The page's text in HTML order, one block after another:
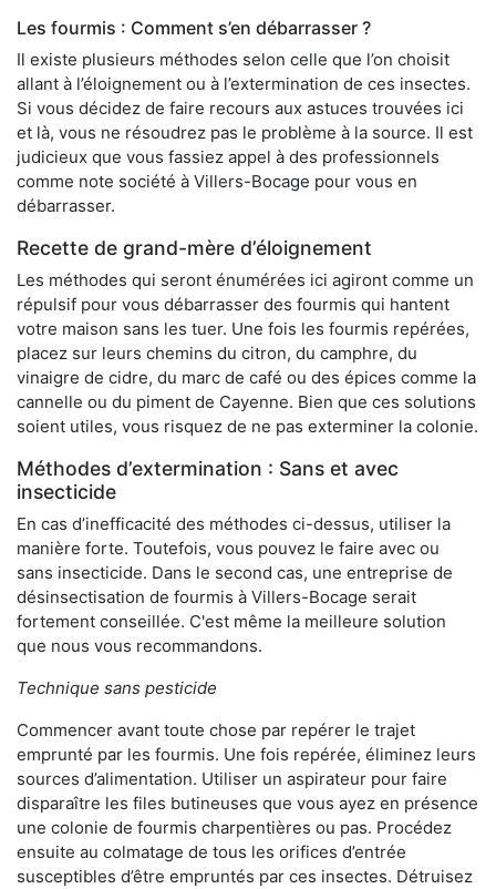
Les fourmis : Comment s’en débarrasser ?
Il existe plusieurs méthodes selon celle que l’on choisit
allant à l’éloignement ou à l’extermination de ces insectes.
Si vous décidez de faire recours aux astuces trouvées ici
et là, vous ne résoudrez pas le problème à la source. Il est
judicieux que vous fassiez appel à des professionnels
comme note société à Villers-Bocage pour vous en
débarrasser.
Recette de grand-mère d’éloignement
Les méthodes qui seront énumérées ici agiront comme un
répulsif pour vous débarrasser des fourmis qui hantent
votre maison sans les tuer. Une fois les fourmis repérées,
placez sur leurs chemins du citron, du camphre, du
vinaigre de cidre, du marc de café ou des épices comme la
cannelle ou du piment de Cayenne. Bien que ces solutions
soient utiles, vous risquez de ne pas exterminer la colonie.
Méthodes d’extermination : Sans et avec
insecticide
En cas d’inefficacité des méthodes ci-dessus, utiliser la
manière forte. Toutefois, vous pouvez le faire avec ou
sans insecticide. Dans le second cas, une entreprise de
désinsectisation de fourmis à Villers-Bocage serait
fortement conseillée. C'est même la meilleure solution
que nous vous recommandons.
Technique sans pesticide
Commencer avant toute chose par repérer le trajet
emprunté par les fourmis. Une fois repérée, éliminez leurs
sources d’alimentation. Utiliser un aspirateur pour faire
disparaître les files butineuses que vous ayez en présence
une colonie de fourmis charpentières ou pas. Procédez
ensuite au colmatage de tous les orifices d’entrée
susceptibles d’être empruntés par ces insectes. Détruisez